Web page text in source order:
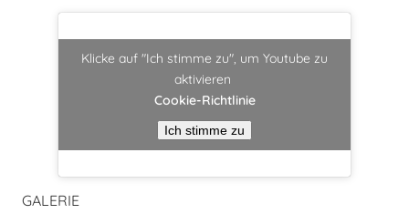
Klicke auf "Ich stimme zu", um Youtube zu
aktivieren
Cookie-Richtlinie
Ich stimme zu
GALERIE